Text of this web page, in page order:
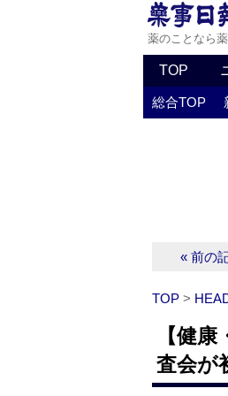
薬のことなら
TOP
総合TOP
« 前の
TOP >
【健
査会が